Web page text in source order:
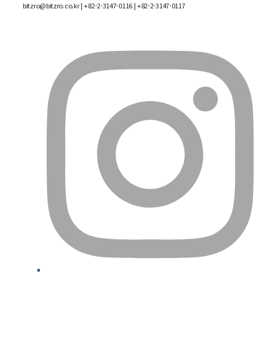
bitzro@bitzro.co.kr| +82-2-3147-0116 | +82-2-3147-0117